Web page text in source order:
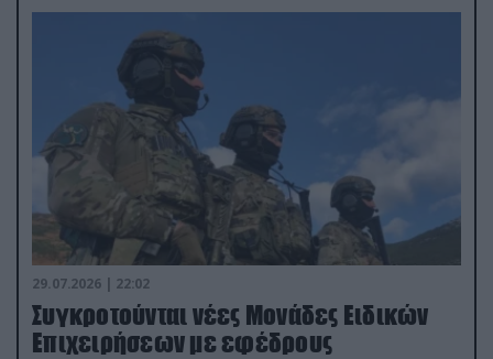
29.07.2026 | 22:02
Συγκροτούνται νέες Μονάδες Ειδικών
Επιχειρήσεων με εφέδρους